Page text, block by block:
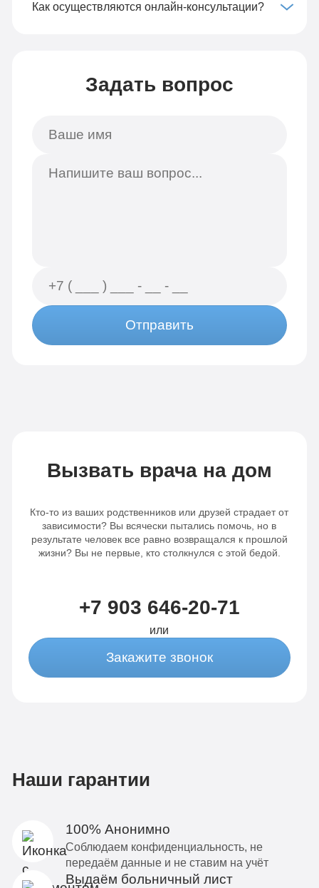
Как осуществляются онлайн-консультации?
Задать вопрос
Отправить
Вызвать врача на дом
Кто-то из ваших родственников или друзей страдает от
зависимости? Вы всячески пытались помочь, но в
результате человек все равно возвращался к прошлой
жизни? Вы не первые, кто столкнулся с этой бедой.
+7 903 646-20-71
или
Закажите звонок
Наши гарантии
100% Анонимно
Соблюдаем конфиденциальность, не
передаём данные и не ставим на учёт
Выдаём больничный лист